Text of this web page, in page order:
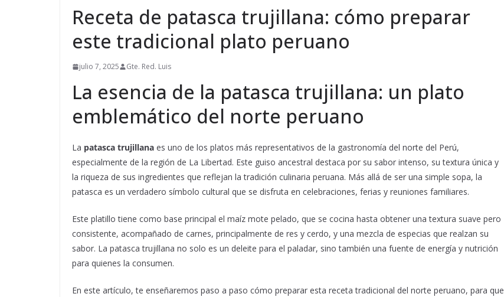
Receta de patasca trujillana: cómo preparar
este tradicional plato peruano
julio 7, 2025 Gte. Red. Luis
La esencia de la patasca trujillana: un plato
emblemático del norte peruano
La patasca trujillana es uno de los platos más representativos de la gastronomía del norte del Perú,
especialmente de la región de La Libertad. Este guiso ancestral destaca por su sabor intenso, su textura única y
la riqueza de sus ingredientes que reflejan la tradición culinaria peruana. Más allá de ser una simple sopa, la
patasca es un verdadero símbolo cultural que se disfruta en celebraciones, ferias y reuniones familiares.
Este platillo tiene como base principal el maíz mote pelado, que se cocina hasta obtener una textura suave pero
consistente, acompañado de carnes, principalmente de res y cerdo, y una mezcla de especias que realzan su
sabor. La patasca trujillana no solo es un deleite para el paladar, sino también una fuente de energía y nutrición
para quienes la consumen.
En este artículo, te enseñaremos paso a paso cómo preparar esta receta tradicional del norte peruano, para que